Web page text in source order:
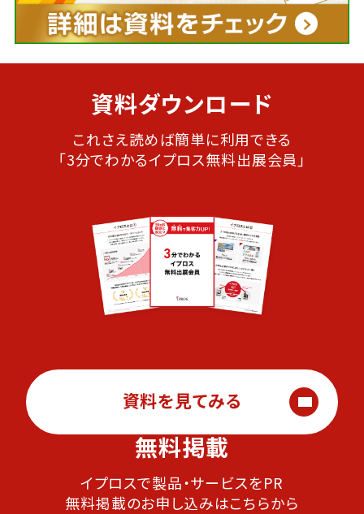
資料ダウンロード
これさえ読めば簡単に利用できる
「3分でわかるイプロス無料出展会員」
資料を見てみる
無料掲載
イプロスで製品・サービスをPR
無料掲載のお申し込みはこちらから